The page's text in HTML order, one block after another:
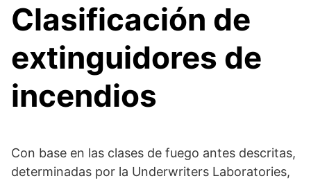
Clasificación de
extinguidores de
incendios
Con base en las clases de fuego antes descritas,
determinadas por la Underwriters Laboratories,